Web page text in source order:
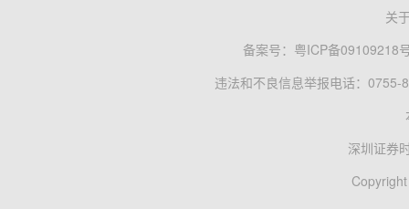
关
备案号： 粤ICP备09109218
违法和不良信息举报电话：0755-
深圳证券